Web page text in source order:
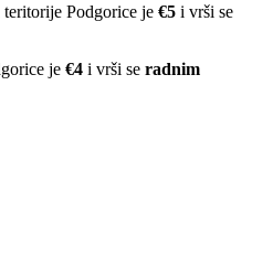
teritorije Podgorice je €5 i vrši se
je €4 i vrši se radnim